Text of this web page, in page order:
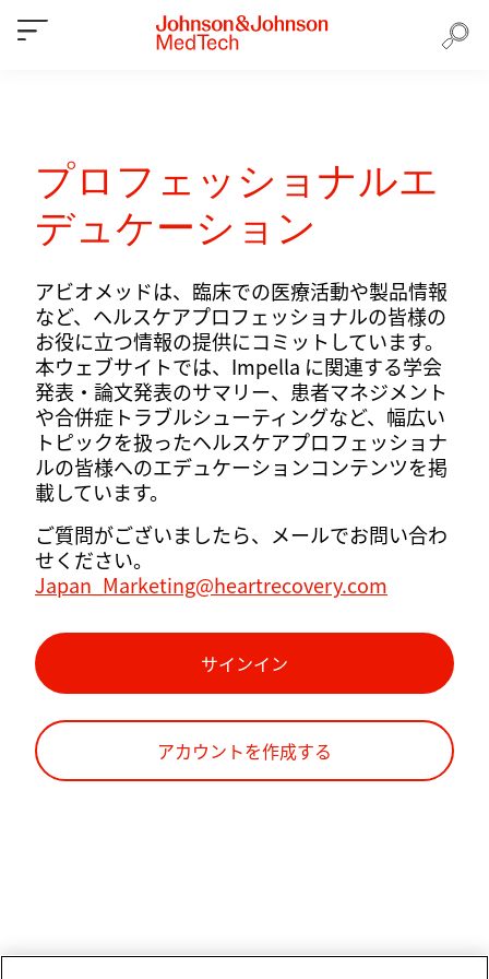
プロフェッショナルエ
デュケーション
アビオメッドは、臨床での医療活動や製品情報
など、ヘルスケアプロフェッショナルの皆様の
お役に立つ情報の提供にコミットしています。
本ウェブサイトでは、Impella に関連する学会
発表・論文発表のサマリー、患者マネジメント
や合併症トラブルシューティングなど、幅広い
トピックを扱ったヘルスケアプロフェッショナ
ルの皆様へのエデュケーションコンテンツを掲
載しています。
ご質問がございましたら、メールでお問い合わ
せください。
Japan_Marketing@heartrecovery.com